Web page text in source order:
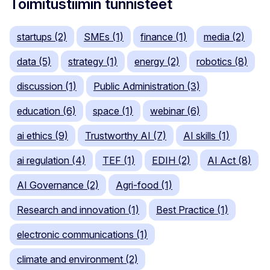
Toimitustiimin tunnisteet
startups (2) SMEs (1) finance (1) media (2)
data (5) strategy (1) energy (2) robotics (8)
discussion (1) Public Administration (3)
education (6) space (1) webinar (6)
ai ethics (9) Trustworthy AI (7) AI skills (1)
ai regulation (4) TEF (1) EDIH (2) AI Act (8)
AI Governance (2) Agri-food (1)
Research and innovation (1) Best Practice (1)
electronic communications (1)
climate and environment (2)